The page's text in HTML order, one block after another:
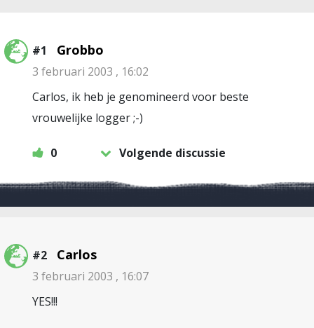
#1 Grobbo
3 februari 2003 , 16:02
Carlos, ik heb je genomineerd voor beste
vrouwelijke logger ;-)
0 Volgende discussie
#2 Carlos
3 februari 2003 , 16:07
YES!!!